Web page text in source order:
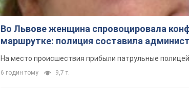
Во Львове женщина спровоцировала
маршрутке: полиция составила
На место происшествия прибыли патрульные
6 годин тому 9,7 т.